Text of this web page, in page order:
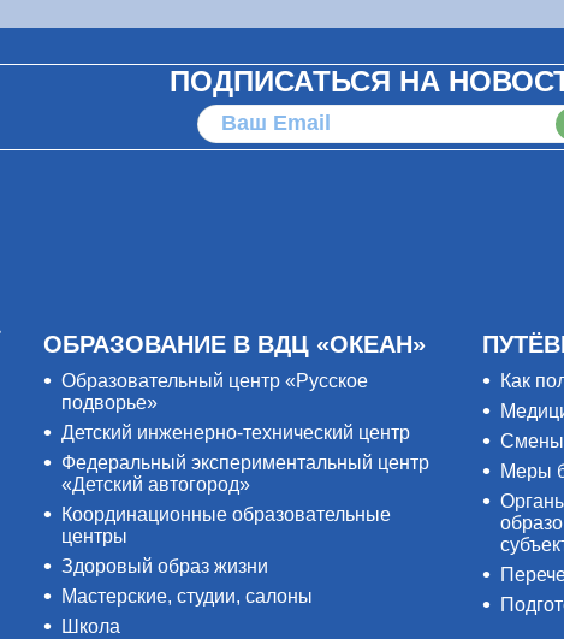
ПОДПИСАТЬСЯ НА
ОБРАЗОВАНИЕ В ВДЦ «ОКЕАН»
Образовательный центр «Русское
подворье»
Детский инженерно-технический центр
Федеральный экспериментальный центр
«Детский автогород»
Координационные образовательные
центры
Здоровый образ жизни
Мастерские, студии, салоны
Школа
Как
Смены
Меры